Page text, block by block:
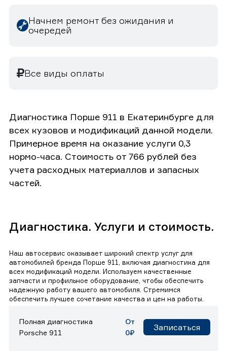
Начнем ремонт без ожидания и
очередей
Все виды оплаты
Диагностика Порше 911 в Екатеринбурге для
всех кузовов и модификаций данной модели.
Примерное время на оказание услуги 0,3
нормо-часа. Стоимость от 766 рублей без
учета расходных материаллов и запасных
частей.
Диагностика. Услуги и стоимость.
Наш автосервис оказывает широкий спектр услуг для
автомобилей бренда Порше 911, включая диагностика для
всех модификаций модели. Используем качественные
запчасти и профильное оборудование, чтобы обеспечить
надежную работу вашего автомобиля. Стремимся
обеспечить лучшее сочетание качества и цен на работы.
Полная диагностика
Porsche 911
От
0₽
Записаться